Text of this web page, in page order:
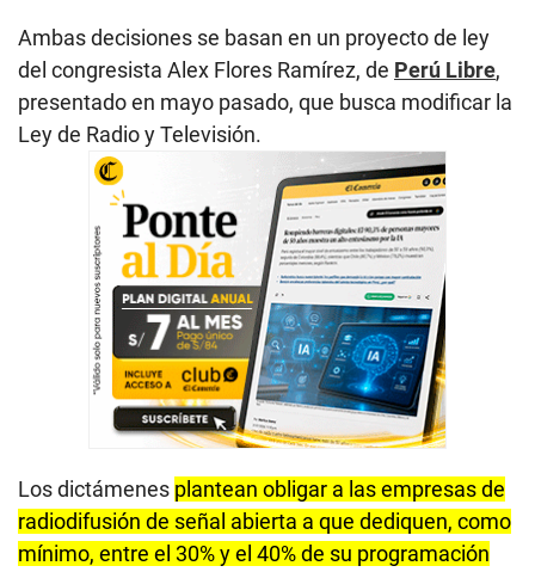
Ambas decisiones se basan en un proyecto de ley
del congresista Alex Flores Ramírez, de Perú Libre,
presentado en mayo pasado, que busca modificar la
Ley de Radio y Televisión.
Los dictámenes plantean obligar a las empresas de
radiodifusión de señal abierta a que dediquen, como
mínimo, entre el 30% y el 40% de su programación